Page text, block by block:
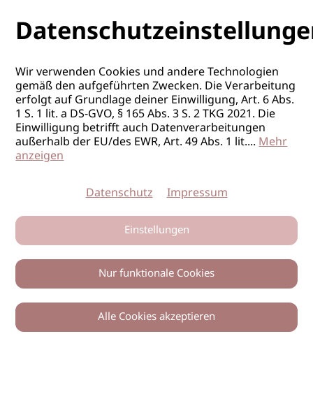
0
Wir verwenden Cookies und andere Technologien
gemäß den aufgeführten Zwecken. Die Verarbeitung
erfolgt auf Grundlage deiner Einwilligung, Art. 6 Abs.
1 S. 1 lit. a DS-GVO, § 165 Abs. 3 S. 2 TKG 2021. Die
Einwilligung betrifft auch Datenverarbeitungen
außerhalb der EU/des EWR, Art. 49 Abs. 1 lit....Mehr
anzeigen
Datenschutz Impressum
Einstellungen
Nur funktionale Cookies
Alle Cookies akzeptieren